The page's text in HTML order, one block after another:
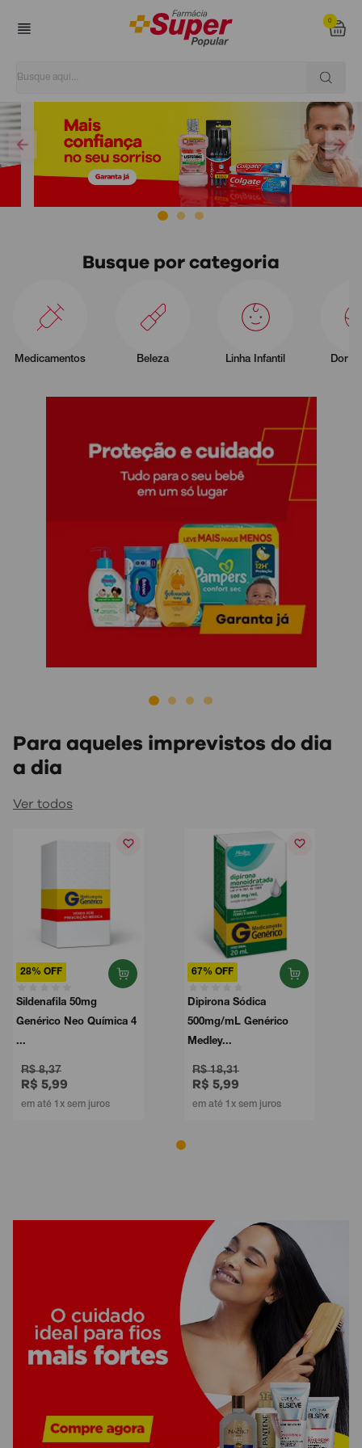
0
Super Popular
Busque por categoria
Medicamentos Beleza Linha Infantil Dor e
Para aqueles imprevistos do dia
a dia
Ver todos
28% OFF
Sildenafila 50mg
Genérico Neo Química 4
...
R$ 8,37
R$ 5,99
em até 1x sem juros
67% OFF
Dipirona Sódica
500mg/mL Genérico
Medley...
R$ 18,31
R$ 5,99
em até 1x sem juros